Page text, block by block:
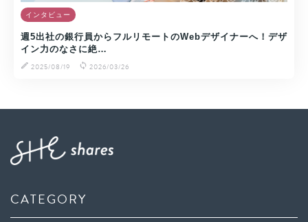
インタビュー
週5出社の銀行員からフルリモートのWebデザイナーへ！デザ
イン力のなさに絶…
2025/08/19
2026/03/26
CATEGORY